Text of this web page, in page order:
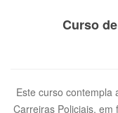
Curso
Este curso contempla
Carreiras Policiais, em